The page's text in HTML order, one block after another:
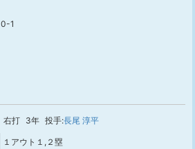
0-1
右打 3年 投手:長尾 淳平
１アウト１,２塁